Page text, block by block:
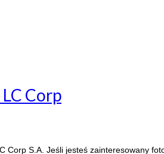
Corp
S.A. Jeśli jesteś zainteresowany